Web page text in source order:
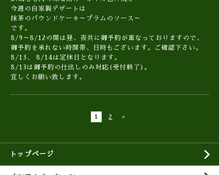
今週の自家製デザートは
抹茶のパウンドケーキ～プラムのソース～
です。
8/9～8/12の間は昼、夜共に御予約が重なっておりますので、
御予約を承れない時間帯、日時もございます。ご確認下さい。
8/13、 8/14は定休日となります。
8/13は御予約の仕出しのみ対応(受付終了)。
宜しくお願い致します。
1 2 »
トップページ